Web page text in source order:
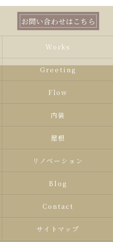
お問い合わせはこちら
Works
Greeting
Flow
内装
屋根
リノベーション
Blog
Contact
サイトマップ